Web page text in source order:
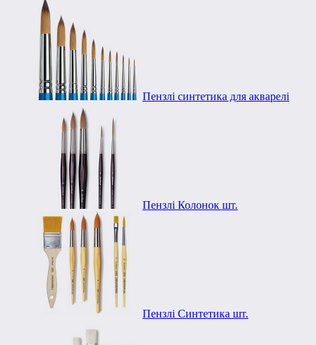
Пензлі синтетика для акварелі
Пензлі Колонок шт.
Пензлі Синтетика шт.